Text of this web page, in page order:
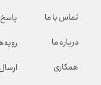
تماس با ما
درباره ما
همکاری